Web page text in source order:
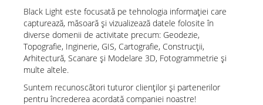
Black Light este focusată pe tehnologia informaţiei care
capturează, măsoară şi vizualizează datele folosite în
diverse domenii de activitate precum: Geodezie,
Topografie, Inginerie, GIS, Cartografie, Construcţii,
Arhitectură, Scanare şi Modelare 3D, Fotogrammetrie şi
multe altele.
Suntem recunoscători tuturor clienţilor și partenerilor
pentru încrederea acordată companiei noastre!